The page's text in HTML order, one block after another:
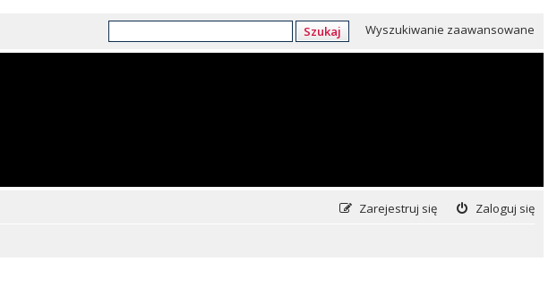
Szukaj Wyszukiwanie zaawansowane
Zaloguj się
Zarejestruj się